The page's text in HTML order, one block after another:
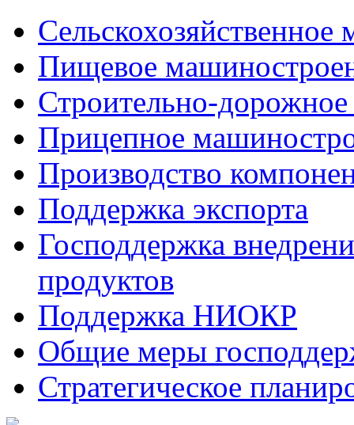
Пищевое
Строительно-
Прицепное
Производство
Поддержка экспорта
Господдержка
продуктов
Поддержка НИОКР
Общие меры
Стратегическое